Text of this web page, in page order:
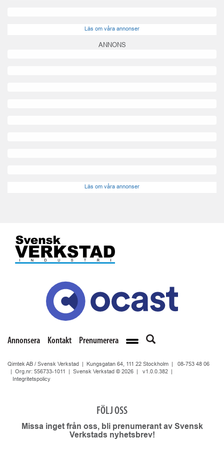
Läs om våra annonser
ANNONS
Läs om våra annonser
Annonsera Kontakt Prenumerera
Qimtek AB / Svensk Verkstad | Kungsgatan 64, 111 22 Stockholm | 08-753 48 06
| Org.nr: 556733-1011 | Svensk Verkstad © 2026 | v1.0.0.382
Integritetspolicy
FÖLJ OSS
Missa inget från oss, bli prenumerant av Svensk
Verkstads nyhetsbrev!